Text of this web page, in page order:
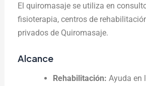
El quiromasaje se utiliza en
fisioterapia, centros de
privados de Quiromasaje.
Alcance
Rehabilitación: Ayuda en